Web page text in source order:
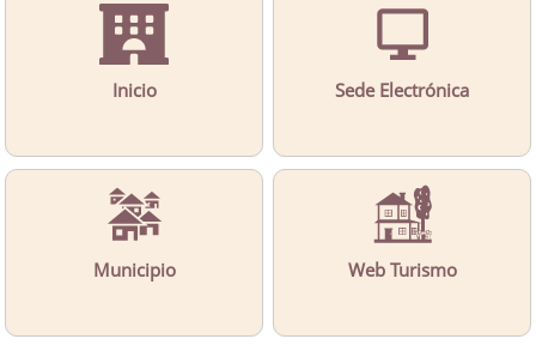
Inicio Sede Electrónica
Municipio Web Turismo